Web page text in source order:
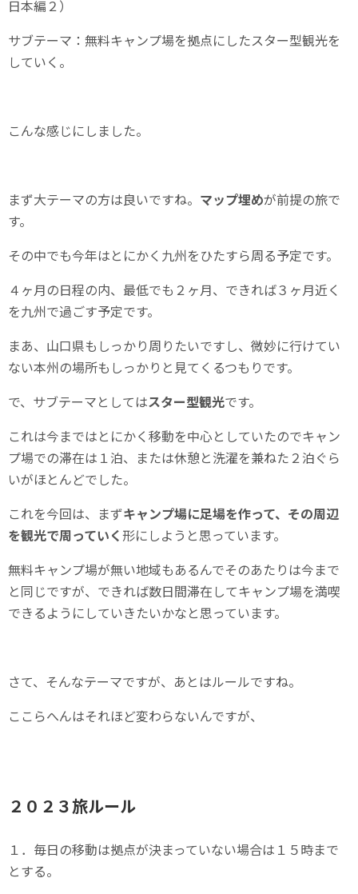
日本編２）
サブテーマ：無料キャンプ場を拠点にしたスター型観光を
していく。
こんな感じにしました。
まず大テーマの方は良いですね。 マップ埋めが前提の旅で
す。
その中でも今年はとにかく九州をひたすら周る予定です。
４ヶ月の日程の内、最低でも２ヶ月、できれば３ヶ月近く
を九州で過ごす予定です。
まあ、山口県もしっかり周りたいですし、微妙に行けてい
ない本州の場所もしっかりと見てくるつもりです。
で、サブテーマとしてはスター型観光です。
これは今まではとにかく移動を中心としていたのでキャン
プ場での滞在は１泊、または休憩と洗濯を兼ねた２泊ぐら
いがほとんどでした。
これを今回は、まずキャンプ場に足場を作って、その周辺
を観光で周っていく形にしようと思っています。
無料キャンプ場が無い地域もあるんでそのあたりは今まで
と同じですが、できれば数日間滞在してキャンプ場を満喫
できるようにしていきたいかなと思っています。
さて、そんなテーマですが、あとはルールですね。
ここらへんはそれほど変わらないんですが、
２０２３旅ルール
１．毎日の移動は拠点が決まっていない場合は１５時まで
とする。